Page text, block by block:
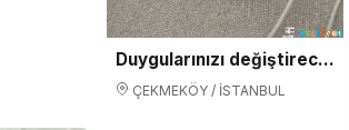
Duygularınızı değiştirecek bebislerim yeni ailelerini arıyorlar
ÇEKMEKÖY / İSTANBUL